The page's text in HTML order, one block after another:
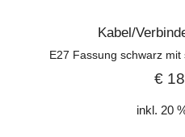
Kabel/
E27 Fassung schwarz
€
inkl. 20